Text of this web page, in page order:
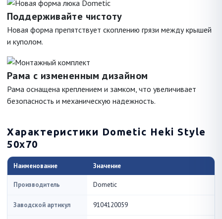
Поддерживайте чистоту
Новая форма препятствует скоплению грязи между крышей
и куполом.
Рама с измененным дизайном
Рама оснащена креплением и замком, что увеличивает
безопасность и механическую надежность.
Характеристики Dometic Heki Style
50x70
Наименование Значение
Производитель Dometic
Заводской артикул 9104120059